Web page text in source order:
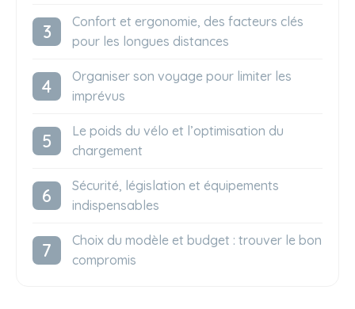
Confort et ergonomie, des facteurs clés
pour les longues distances
Organiser son voyage pour limiter les
imprévus
Le poids du vélo et l’optimisation du
chargement
Sécurité, législation et équipements
indispensables
Choix du modèle et budget : trouver le bon
compromis